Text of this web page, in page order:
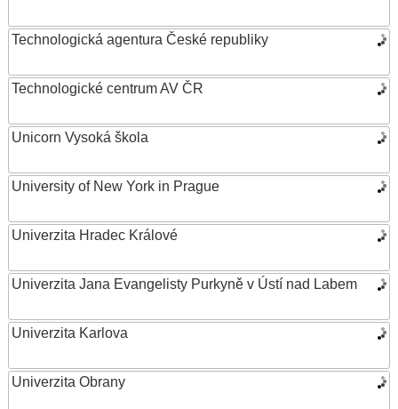
Technologická agentura České republiky
Technologické centrum AV ČR
Unicorn Vysoká škola
University of New York in Prague
Univerzita Hradec Králové
Univerzita Jana Evangelisty Purkyně v Ústí nad Labem
Univerzita Karlova
Univerzita Obrany